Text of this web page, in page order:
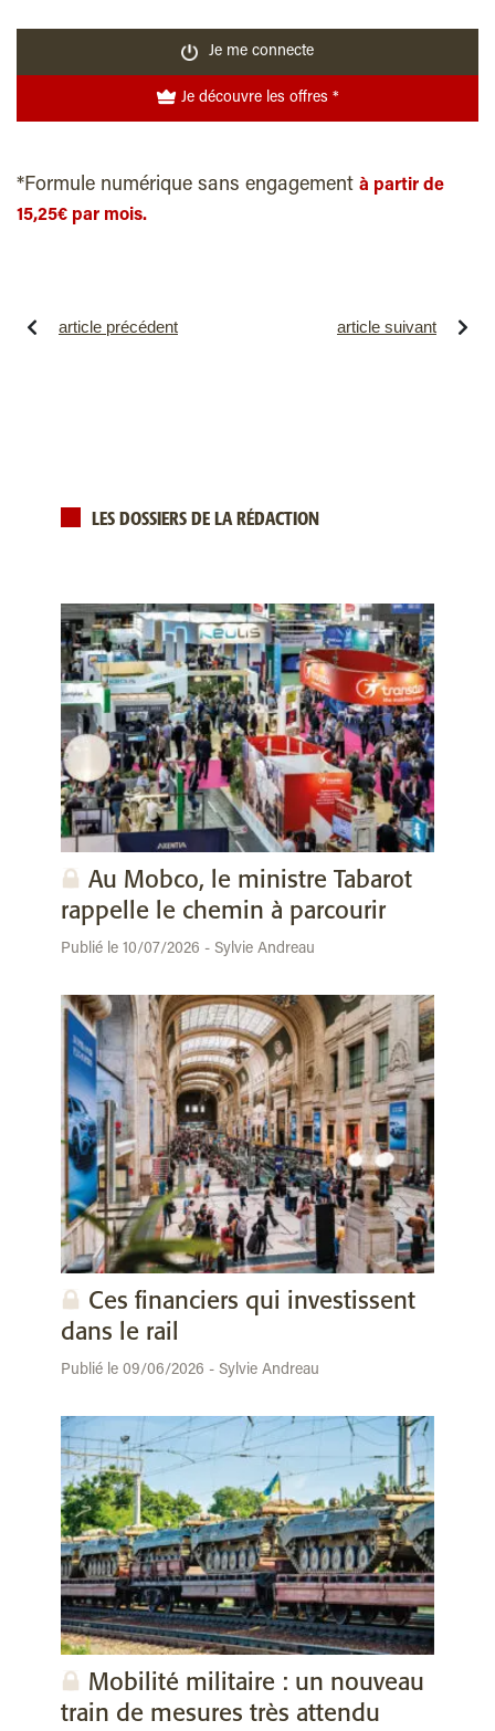
Je me connecte
Je découvre les offres *
*Formule numérique sans engagement à partir de
15,25€ par mois.
article précédent article suivant
LES DOSSIERS DE LA RÉDACTION
Au Mobco, le ministre Tabarot
rappelle le chemin à parcourir
Publié le 10/07/2026 - Sylvie Andreau
Ces financiers qui investissent
dans le rail
Publié le 09/06/2026 - Sylvie Andreau
Mobilité militaire : un nouveau
train de mesures très attendu